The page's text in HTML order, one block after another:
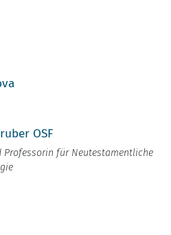
OSF
Professorin für Neutestamentliche